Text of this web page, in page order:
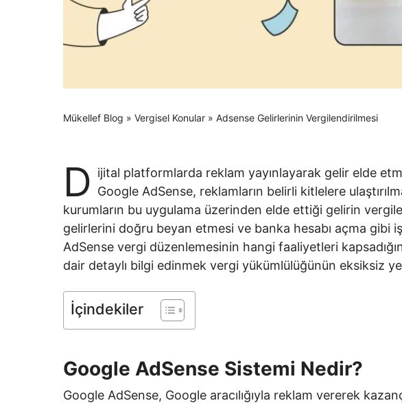
Mükellef Blog » Vergisel Konular » Adsense Gelirlerinin Vergilendirilmesi
D ijital platformlarda reklam yayınlayarak gelir elde
Google AdSense, reklamların belirli kitlelere
kurumların bu uygulama üzerinden elde ettiği gelirin
gelirlerini doğru beyan etmesi ve banka hesabı açma gibi
AdSense vergi düzenlemesinin hangi faaliyetleri
dair detaylı bilgi edinmek vergi yükümlülüğünün eksiksiz
İçindekiler
Google AdSense Sistemi Nedir?
Google AdSense, Google aracılığıyla reklam vererek